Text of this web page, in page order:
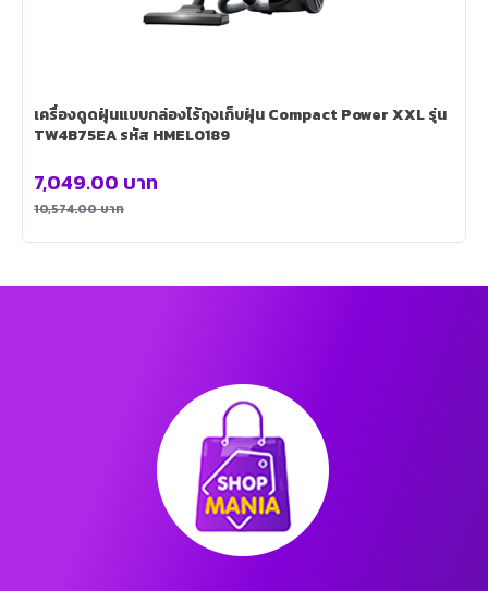
เครื่องดูดฝุ่นแบบกล่องไร้ถุงเก็บฝุ่น Compact Power XXL รุ่น
TW4B75EA รหัส HMEL0189
10,574.00บาท
7,049.00 บาท